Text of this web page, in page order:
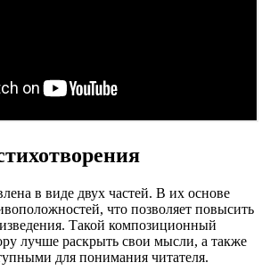
в виде двух частей. В их основе
что позволяет повысить
Такой композиционный
лучше раскрыть свои мысли, а также
для понимания читателя.